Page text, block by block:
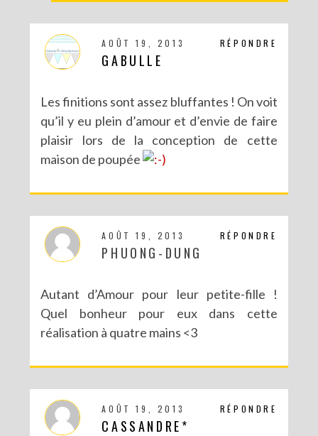
RÉPONDRE
AOÛT 19, 2013
GABULLE
Les finitions sont assez bluffantes ! On voit
qu’il y eu plein d’amour et d’envie de faire
plaisir lors de la conception de cette
maison de poupée
RÉPONDRE
AOÛT 19, 2013
PHUONG-DUNG
Autant d’Amour pour leur petite-fille !
Quel bonheur pour eux dans cette
réalisation à quatre mains <3
RÉPONDRE
AOÛT 19, 2013
CASSANDRE*